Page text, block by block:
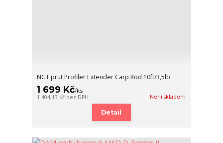
NGT prut Profiler Extender Carp Rod 10ft/3,5lb
1 699 Kč/ks
1 404,13 Kč bez DPH Není skladem
Detail